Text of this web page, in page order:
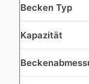
Becken Typ
Kapazität